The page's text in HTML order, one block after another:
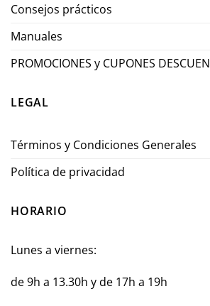
Consejos prácticos
Manuales
PROMOCIONES y CUPONES
LEGAL
Términos y Condiciones Generales
Política de privacidad
HORARIO
Lunes a viernes:
de 9h a 13.30h y de 17h a 19h